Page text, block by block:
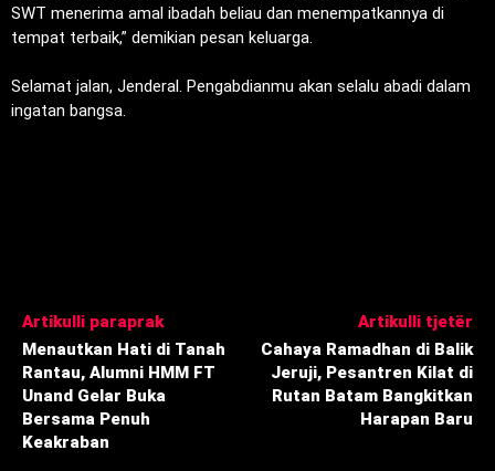
SWT menerima amal ibadah beliau dan menempatkannya di
tempat terbaik,” demikian pesan keluarga.
‎Selamat jalan, Jenderal. Pengabdianmu akan selalu abadi dalam
ingatan bangsa.
Artikulli paraprak
Menautkan Hati di Tanah
Rantau, Alumni HMM FT
Unand Gelar Buka
Bersama Penuh
Keakraban
Artikulli tjetër
Cahaya Ramadhan di Balik
Jeruji, Pesantren Kilat di
Rutan Batam Bangkitkan
Harapan Baru